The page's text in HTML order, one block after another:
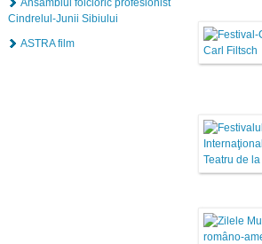
Ansamblul folcloric profesionist
Cindrelul-Junii Sibiului
ASTRA film